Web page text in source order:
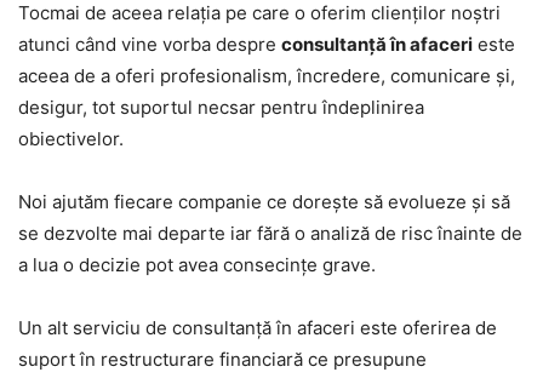
Tocmai de aceea relația pe care o oferim clienților noștri
atunci când vine vorba despre consultanță în afaceri este
aceea de a oferi profesionalism, încredere, comunicare și,
desigur, tot suportul necsar pentru îndeplinirea
obiectivelor.
Noi ajutăm fiecare companie ce dorește să evolueze și să
se dezvolte mai departe iar fără o analiză de risc înainte de
a lua o decizie pot avea consecințe grave.
Un alt serviciu de consultanță în afaceri este oferirea de
suport în restructurare financiară ce presupune